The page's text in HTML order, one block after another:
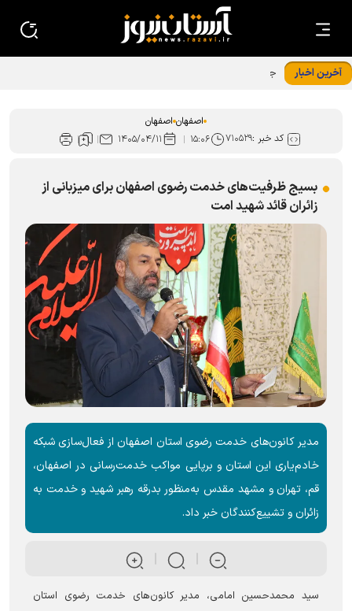
آخرین اخبار جوان‌گرایی تفکر راهبردی ویژه شبکه خادم‌یاری در اصفهان است
اصفهان اصفهان
کد خبر :۷۱۰۵۲۹ ۱۵:۰۶ ۱۴۰۵/۰۴/۱۱
بسیج ظرفیت‌های خدمت رضوی اصفهان برای میزبانی از
زائران قائد شهید امت
مدیر کانون‌های خدمت رضوی استان اصفهان از فعال‌سازی شبکه
خادم‌یاری این استان و برپایی مواکب خدمت‌رسانی در اصفهان،
قم، تهران و مشهد مقدس به‌منظور بدرقه رهبر شهید و خدمت به
زائران و تشییع‌کنندگان خبر داد.
سید محمدحسین امامی، مدیر کانون‌های خدمت رضوی استان